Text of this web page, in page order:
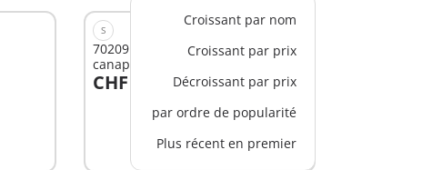
Croissant par nom
Croissant par prix
Décroissant par prix
par ordre de popularité
Plus récent en premier
S
70209 - Chambre d'enfant avec
canapé-lit
CHF 19,90
Au panier